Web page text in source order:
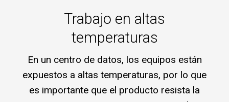
Trabajo en altas
temperaturas
En un centro de datos, los equipos están
expuestos a altas temperaturas, por lo que
es importante que el producto resista la